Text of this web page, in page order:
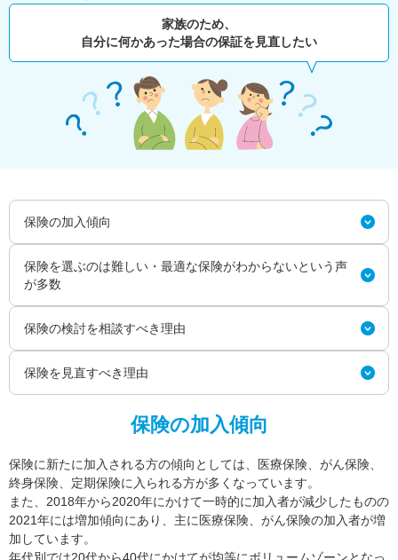
家族のため、
自分に何かあった場合の保証を見直したい
保険の加入傾向
保険を選ぶのは難しい・最適な保険がわからないという声
が多数
保険の検討を相談すべき理由
保険を見直すべき理由
保険の加入傾向
保険に新たに加入される方の傾向としては、医療保険、がん保険、
終身保険、定期保険に入られる方が多くなっています。
また、2018年から2020年にかけて一時的に加入者が減少したものの
2021年には増加傾向にあり、主に医療保険、がん保険の加入者が増
加しています。